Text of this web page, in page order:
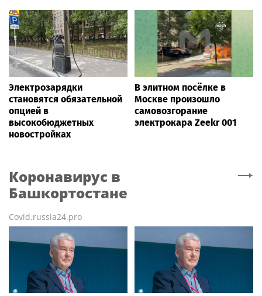
Электрозарядки
становятся обязательной
опцией в
высокобюджетных
новостройках
В элитном посёлке в
Москве произошло
самовозгорание
электрокара Zeekr 001
Коронавирус в
Башкортостане
Covid.russia24.pro